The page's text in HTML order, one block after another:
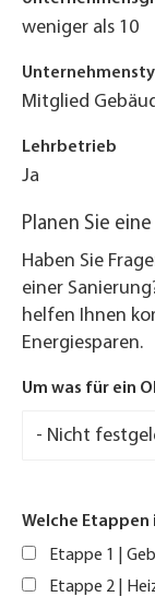
weniger als 10
Mitglied
Lehrbetrieb
Ja
Planen Sie
Haben Sie
einer
helfen Ihnen
Energiesparen.
Um was für ein
Welche Etappen
Etappe 1 |
Etappe 2 |